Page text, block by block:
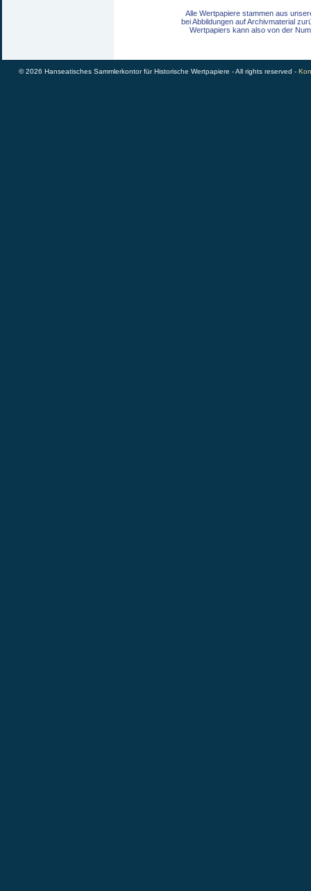
Alle Wertpapiere stammen aus
bei Abbildungen auf Archivmaterial
Wertpapiers kann also von der
© 2026 Hanseatisches Sammlerkontor für Historische Wertpapiere - All rights reserved -